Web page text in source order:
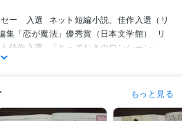
ー　入選
ネット短編小説、佳作入選（リ
集「恋が魔法」優秀賞（日本文学館）
リ
佳作入選
「とっておきのワンシーン」
投書（全国・地域）に24回採用掲載実績あ
もっと見る